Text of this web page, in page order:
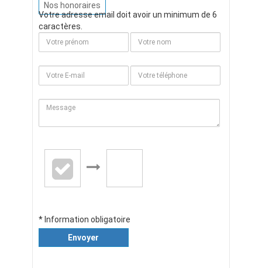
Nos honoraires
Votre adresse email doit avoir un minimum de 6
caractères.
* Information obligatoire
Envoyer